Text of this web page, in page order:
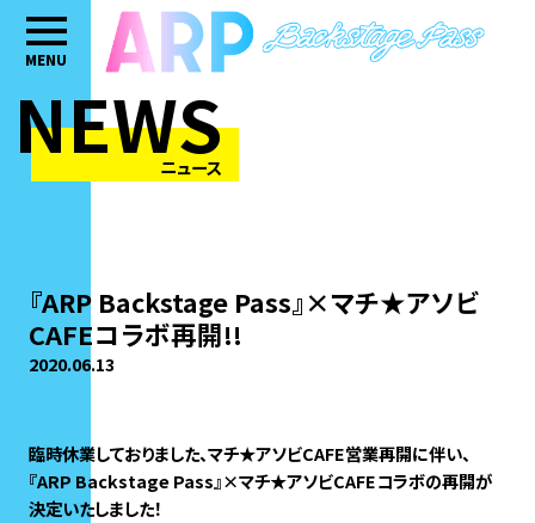
MENU
NEWS
ニュース
『ARP Backstage Pass』×マチ★アソビ
CAFEコラボ再開!!
2020.06.13
臨時休業しておりました、マチ★アソビCAFE営業再開に伴い、
『ARP Backstage Pass』×マチ★アソビCAFEコラボの再開が
決定いたしました！